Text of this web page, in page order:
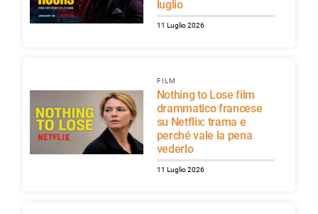
luglio
11 Luglio 2026
FILM
Nothing to Lose film
drammatico francese
su Netflix: trama e
perché vale la pena
vederlo
11 Luglio 2026